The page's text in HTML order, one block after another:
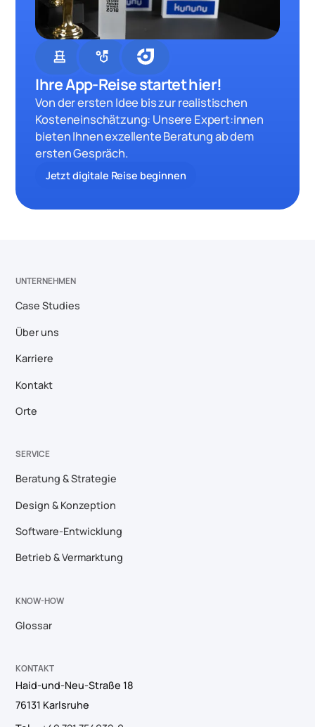
chess strategy
Ihre App-Reise startet hier!
Von der ersten Idee bis zur realistischen
Kosteneinschätzung: Unsere Expert:innen
bieten Ihnen exzellente Beratung ab dem
ersten Gespräch.
Jetzt digitale Reise beginnen
UNTERNEHMEN
Case Studies
Über uns
Karriere
Kontakt
Orte
SERVICE
Beratung & Strategie
Design & Konzeption
Software-Entwicklung
Betrieb & Vermarktung
KNOW-HOW
Glossar
KONTAKT
Haid-und-Neu-Straße 18
76131 Karlsruhe